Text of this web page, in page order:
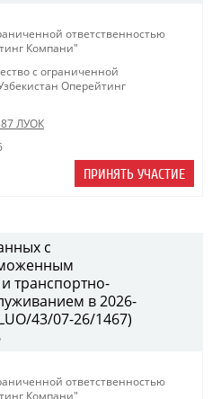
ответственностью
Компани"
с ограниченной
Оперейтинг
ЛУОК
ПРИНЯТЬ УЧАСТИЕ
с
транспортно-
в 2026-
43/07-26/1467)
ответственностью
Компани"